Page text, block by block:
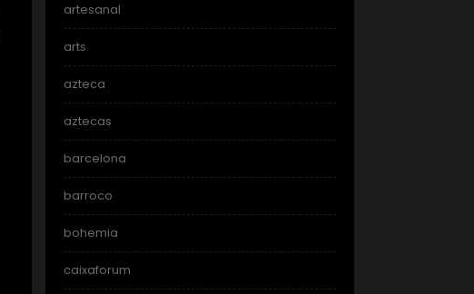
artesanal
arts
azteca
aztecas
barcelona
barroco
bohemia
caixaforum